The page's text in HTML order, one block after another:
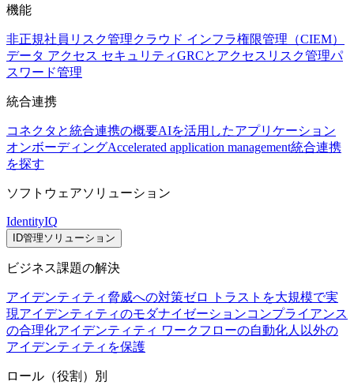
機能
非正規社員リスク管理クラウド インフラ権限管理（CIEM）
データ アクセス セキュリティGRCとアクセスリスク管理パ
スワード管理
統合連携
コネクタと統合連携の概要AIを活用したアプリケーション
オンボーディングAccelerated application management統合連携
を探す
ソフトウェアソリューション
IdentityIQ
ID管理ソリューション
ビジネス課題の解決
アイデンティティ脅威への対策ゼロ トラストを大規模で実
現アイデンティティのモダナイゼーションコンプライアンス
の合理化アイデンティティ ワークフローの自動化人以外の
アイデンティティを保護
ロール（役割）別